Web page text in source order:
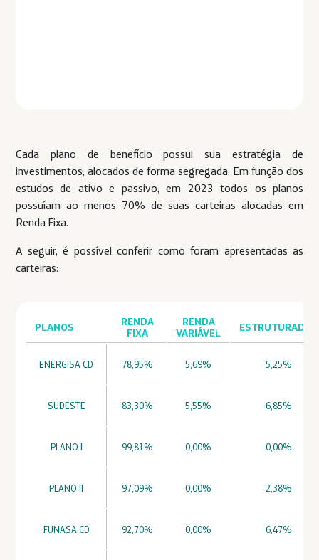
Cada plano de benefício possui sua estratégia de
investimentos, alocados de forma segregada. Em função dos
estudos de ativo e passivo, em 2023 todos os planos
possuíam ao menos 70% de suas carteiras alocadas em
Renda Fixa.
A seguir, é possível conferir como foram apresentadas as
carteiras:
PLANOS
RENDA
FIXA
RENDA
VARIÁVEL
ESTRUTURADOS
ENERGISA CD 78,95% 5,69% 5,25%
SUDESTE 83,30% 5,55% 6,85%
PLANO I 99,81% 0,00% 0,00%
PLANO II 97,09% 0,00% 2,38%
FUNASA CD 92,70% 0,00% 6,47%